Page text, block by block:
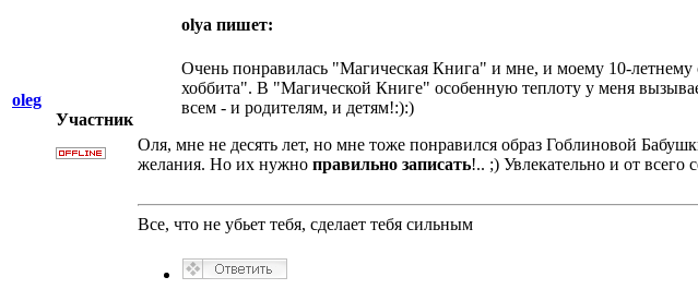
oleg
Участник
olya пишет:
Очень понравилась "Магическая Книга" и мне, и моему 10-
хоббита". В "Магической Книге" особенную теплоту у меня
всем - и родителям, и детям!:):)
Оля, мне не десять лет, но мне тоже понравился образ Гоблиновой
желания. Но их нужно правильно записать!.. ;) Увлекательно и от всего
Все, что не убьет тебя, сделает тебя сильным